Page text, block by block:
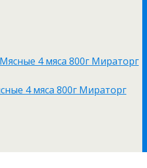
4 мяса 800г Мираторг